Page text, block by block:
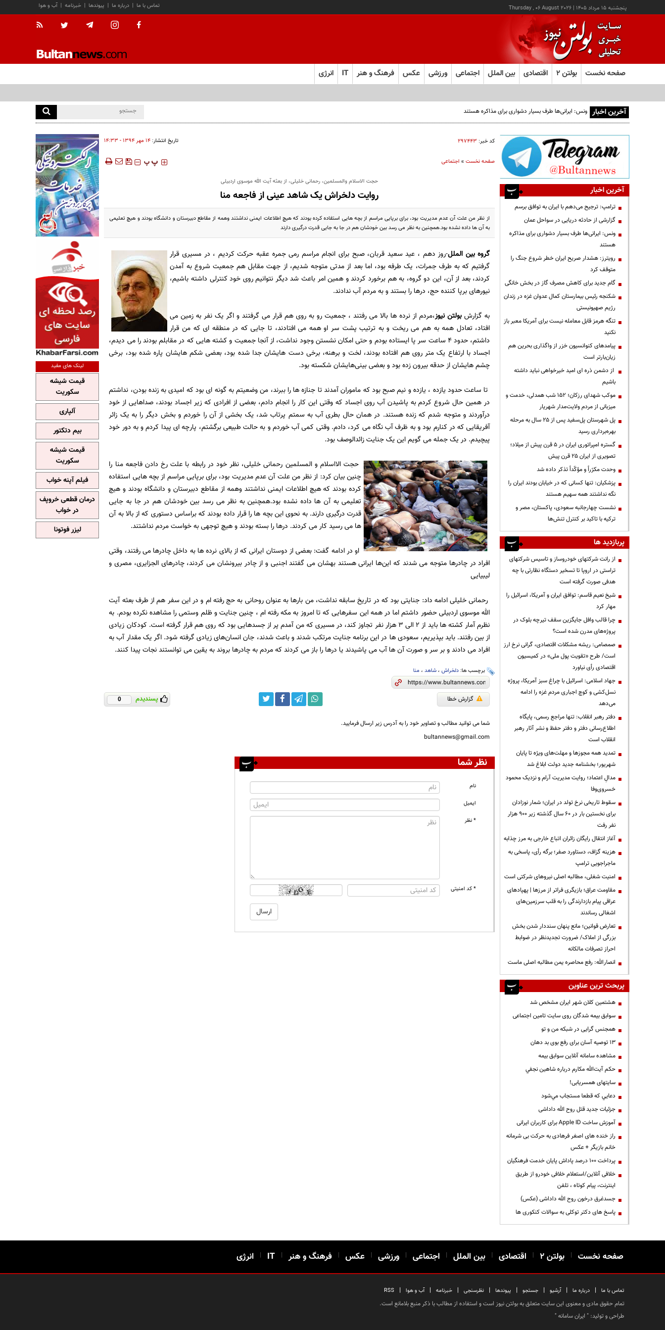
پنجشنبه ۱۵ مرداد ۱۴۰۵ |
Thursday , 06 August 2026 آب و هوا | خبرنامه | پیوندها | درباره ما | تماس با ما
صفحه نخست بولتن ۲ اقتصادی بین الملل اجتماعی ورزشی عکس فرهنگ و هنر IT انرژی
آخرین اخبار ونس: ایرانی‌ها طرف بسیار دشواری برای مذاکره هستند
کد خبر: ۲۹۷۴۴۳ تاریخ انتشار: ۱۴ مهر ۱۳۹۴ - ۱۴:۳۳
صفحه نخست» اجتماعی ‍‍‍ پ پ
حجت الاسلام والمسلمین، رحمانی خلیلی، از بعثه آیت الله موسوی اردبیلی
روایت دلخراش یک شاهد عینی از فاجعه منا
از نظر من علت آن عدم مدیریت بود، برای برپایی مراسم از بچه هایی استفاده کرده بودند که هیچ اطلاعات ایمنی نداشتند وهمه از مقاطع دبیرستان و دانشگاه بودند و هیچ تعلیمی
به آن ها داده نشده بود.همچنین به نظر می رسد بین خودشان هم در جا به جایی قدرت درگیری دارند
گروه بین الملل-روز دهم ، عید سعید قربان، صبح برای انجام مراسم رمی جمره عقبه حرکت کردیم ، در مسیری قرار
گرفتیم که به طرف جمرات، یک طرفه بود، اما بعد از مدتی متوجه شدیم، از جهت مقابل هم جمعیت شروع به آمدن
کردند، بعد از آن، این دو گروه، به هم برخورد کردند و همین امر باعث شد دیگر نتوانیم روی خود کنترلی داشته باشیم،
نیورهای برپا کننده حج، درها را بستند و به مردم آب ندادند.
به گزارش بولتن نیوز،مردم از نرده ها بالا می رفتند ، جمعیت رو به روی هم قرار می گرفتند و اگر یک نفر به زمین می
افتاد، تعادل همه به هم می ریخت و به ترتیب پشت سر او همه می افتادند، تا جایی که در منطقه ای که من قرار
داشتم، حدود 4 ساعت سر پا ایستاده بودم و حتی امکان نشستن وجود نداشت، از آنجا جمعیت و کشته هایی که در مقابلم بودند را می دیدم،
اجساد با ارتفاع یک متر روی هم افتاده بودند، لخت و برهنه، برخی دست هایشان جدا شده بود، بعضی شکم هایشان پاره شده بود، برخی
چشم هایشان از حدقه بیرون زده بود و بعضی بینی‎‌هایشان شکسته بود.
تا ساعت حدود یازده ، یازده و نیم صبح بود که ماموران آمدند تا جنازه ها را ببرند، من وضعیتم به گونه ای بود که امیدی به زنده بودن، نداشتم
در همین حال شروع کردم به پاشیدن آب روی اجساد که وقتی این کار را انجام دادم، بعضی از افرادی که زیر اجساد بودند، صداهایی از خود
درآوردند و متوجه شدم که زنده هستند. در همان حال بطری آب به سمتم پرتاب شد، یک بخشی از آن را خوردم و بخش دیگر را به یک زائر
آفریقایی که در کنارم بود و به ظرف آب نگاه می کرد، دادم. وقتی کمی آب خوردم و به حالت طبیعی برگشتم، پارچه ای پیدا کردم و به دور خود
پیچیدم. در یک جمله می گویم این یک جنایت زائدالوصف بود.
حجت الااسلام و المسلمین رحمانی خلیلی، نظر خود در رابطه با علت رخ دادن فاجعه منا را
چنین بیان کرد: از نظر من علت آن عدم مدیریت بود، برای برپایی مراسم از بچه هایی استفاده
کرده بودند که هیچ اطلاعات ایمنی نداشتند وهمه از مقاطع دبیرستان و دانشگاه بودند و هیچ
تعلیمی به آن ها داده نشده بود.همچنین به نظر می رسد بین خودشان هم در جا به جایی
قدرت درگیری دارند. به نحوی این بچه ها را قرار داده بودند که براساس دستوری که از بالا به آن
ها می رسید کار می کردند. در‌ها را بسته بودند و هیچ توجهی به خواست مردم نداشتند.
او در ادامه گفت: بعضی از دوستان ایرانی که از بالای نرده ها به داخل چادرها می رفتند، وقتی
افراد در چادرها متوجه می شدند که این‌ها ایرانی هستند بهشان می گفتند اجنبی و از چادر بیرونشان می کردند، چادرهای الجزایری، مصری و
لیبیایی
رحمانی خلیلی ادامه داد: جنایتی بود که در تاریخ سابقه نداشت، من بارها به عنوان روحانی به حج رفته ام و در این سفر هم از طرف بعثه آیت
الله موسوی اردبیلی حضور داشتم اما در همه این سفرهایی که تا امروز به مکه رفته ام ، چنین جنایت و ظلم وستمی را مشاهده نکرده بودم. به
نظرم آمار کشته ها باید از 2 الی 3 هزار نفر تجاوز کند، در مسیری که من آمدم پر از جسدهایی بود که روی هم قرار گرفته است. کودکان زیادی
از بین رفتند. باید بپذیریم، سعودی ها در این برنامه جنایت مرتکب شدند و باعث شدند، جان انسان‌های زیادی گرفته شود. اگر یک مقدار آب به
افراد می دادند و بر سر و صورت آن ها آب می پاشیدند یا درها را باز می کردند که مردم به چادرها بروند به یقین می توانستند نجات پیدا کنند.
برچسب ها: دلخراش، شاهد، منا
گزارش خطا پسندیدم 0
شما می توانید مطالب و تصاویر خود را به آدرس زیر ارسال فرمایید.
bultannews@gmail.com
نظر شما
نام
ایمیل
* نظر
* کد امنیتی
آخرین اخبار
ترامپ: ترجیح می‌دهم با ایران به توافق برسم
گزارشی از حادثه دریایی در سواحل عمان
ونس: ایرانی‌ها طرف بسیار دشواری برای مذاکره
هستند
رویترز: هشدار صریح ایران خطر شروع جنگ را
متوقف کرد
گام جدید برای کاهش مصرف گاز در بخش خانگی
شکنجه رئیس بیمارستان کمال عدوان غزه در زندان
رژیم صهیونیستی
تنگه هرمز قابل معامله نیست برای آمریکا معبر باز
نکنید
پیامدهای کنوانسیون خزر از واگذاری بحرین هم
زیان‌بارتر است
از دشمن ذره ای امید خیرخواهی نباید داشته
باشیم
موکب شهدای رزکان؛ ۱۵۲ شب همدلی، خدمت و
میزبانی از مردم ولایت‌مدار شهریار
پل شهرستان پل‌سفید پس از ۲۵ سال به مرحله
بهره‌برداری رسید
گستره امپراتوری ایران در ۵ قرن پیش از میلاد؛
تصویری از ایران ۲۵ قرن پیش
وحدت مکرّراً و مؤکّداً تذکر داده شد
پزشکیان: تنها کسانی که در خیابان بودند ایران را
نگه نداشتند همه سهیم هستند
نشست چهارجانبه سعودی، پاکستان، مصر و
ترکیه با تاکید بر کنترل تنش‌ها
پربازدید ها
از رانت‌ شرکتهای خودروساز و تاسیس شرکتهای
تراستی در اروپا تا تسخیر دستگاه نظارتی با چه
هدفی صورت گرفته است
شیخ نعیم قاسم: توافق ایران و آمریکا، اسرائیل را
مهار کرد
چرا قالب وافل جایگزین سقف تیرچه بلوک در
پروژه‌های مدرن شده است؟
صمصامی: ریشه مشکلات اقتصادی، گرانی نرخ ارز
است/ طرح «تقویت پول ملی» در کمیسیون
اقتصادی رأی نیاورد
جهاد اسلامی: اسرائیل با چراغ سبز آمریکا، پروژه
نسل‌کشی و کوچ اجباری مردم غزه را ادامه
می‌دهد
دفتر رهبر انقلاب: تنها مراجع رسمی، پایگاه
اطلاع‌رسانی دفتر و دفتر حفظ و نشر آثار رهبر
انقلاب است
تمدید همه مجوزها و مهلت‌های ویژه تا پایان
شهریور؛ بخشنامه جدید دولت ابلاغ شد
مدالِ اعتماد؛ روایت مدیریت آرام و نزدیک محمود
خسروی‌وفا
سقوط تاریخی نرخ تولد در ایران؛ شمار نوزادان
برای نخستین بار در ۶۰ سال گذشته زیر ۹۰۰ هزار
نفر رفت
آغاز انتقال رایگان زائران اتباع خارجی به مرز چذابه
هزینه گزاف، دستاورد صفر؛ برگه رأی، پاسخی به
ماجراجویی ترامپ
‌امنیت شغلی، مطالبه اصلی نیروهای شرکتی است
مقاومت عراق؛ بازیگری فراتر از مرزها | پهپادهای
عراقی پیام بازدارندگی را به قلب سرزمین‌های
اشغالی رساندند
تعارض قوانین؛ مانع پنهان سنددار شدن بخش
بزرگی از املاک/ ضرورت تجدیدنظر در ضوابط
احراز تصرفات مالکانه
انصارالله: رفع محاصره یمن مطالبه اصلی ماست
پربحث ترین عناوین
هشتمین کلان شهر ایران مشخص شد
سوابق بیمه شدگان روی سایت تامین اجتماعی
همجنس گرایی در شبکه من و تو
13 توصیه آسان برای رفع بوی بد دهان
مشاهده سامانه آنلاين سوابق بیمه
حكم آيت‌الله مكارم درباره شاهين نجفي
سایتهای همسریابی!
دعايي كه قطعا مستجاب مي‌شود
جزئیات جدید قتل روح الله داداشی
آموزش ساخت Apple ID برای کاربران ایرانی
راز خنده های اصغر فرهادی به حرکت بی شرمانه
خانم بازیگر + عکس
پرداخت ۱۰۰ درصد پاداش پایان خدمت فرهنگیان
خلافی آنلاین/استعلام خلافی خودرو از طریق
اینترنت، پیام کوتاه ، تلفن
جسدغرق درخون روح الله داداشی (عکس)
پاسخ های دکتر توکلی به سوالات کنکوری ها
لینک های مفید
قیمت شیشه
سکوریت
آلپاری
بیم دتکتور
قیمت شیشه
سکوریت
فیلم آپنه خواب
درمان قطعی خروپف
در خواب
لیزر فوتونا
صفحه نخست | بولتن ۲ | اقتصادی | بین الملل | اجتماعی | ورزشی | عکس | فرهنگ و هنر |
IT
| انرژی
تماس با ما | درباره ما | آرشیو | جستجو | پیوندها | نظرسنجی | خبرنامه | آب و هوا |
RSS
تمام حقوق مادی و معنوی این سایت متعلق به بولتن نیوز است و استفاده از مطالب با ذکر منبع بلامانع است.
طراحی و تولید: " ایران سامانه"